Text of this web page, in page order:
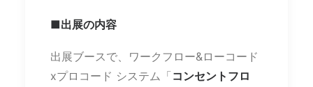
■出展の内容
出展ブースで、ワークフロー&ローコード
xプロコード システム「コンセントフロ